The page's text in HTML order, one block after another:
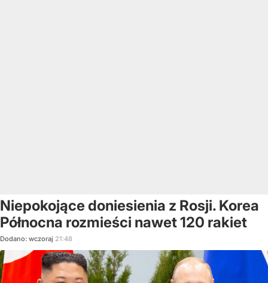
Niepokojące doniesienia z Rosji. Korea
Północna rozmieści nawet 120 rakiet
Dodano: wczoraj 21:48